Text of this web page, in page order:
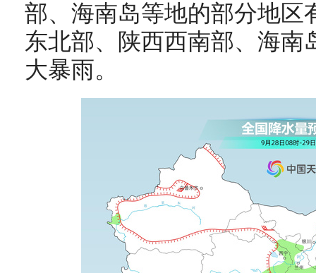
部、海南岛等地的部分地区
东北部、陕西西南部、海南
大暴雨。